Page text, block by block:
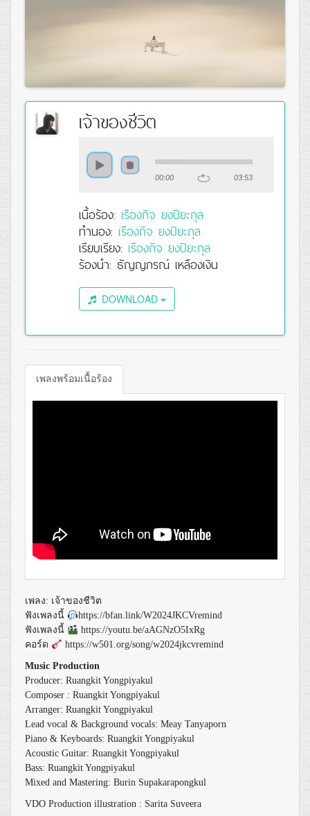
เจ้าของชีวิต
00:00 03:53
เนื้อร้อง:เรืองกิจ ยงปิยะกุล
ทำนอง:เรืองกิจ ยงปิยะกุล
เรียบเรียง:เรืองกิจ ยงปิยะกุล
ร้องนำ: ธัญญภรณ์ เหลืองเงิน
DOWNLOAD
เพลงพร้อมเนื้อร้อง
เพลง: เจ้าของชีวิต
ฟังเพลงนี้
https://bfan.link/W2024JKCVremind
ฟังเพลงนี้
https://youtu.be/aAGNzO5IxRg
คอร์ด
https://w501.org/song/w2024jkcvremind
Music Production
Producer: Ruangkit Yongpiyakul
Composer : Ruangkit Yongpiyakul
Arranger: Ruangkit Yongpiyakul
Lead vocal & Background vocals: Meay Tanyaporn
Piano & Keyboards: Ruangkit Yongpiyakul
Acoustic Guitar: Ruangkit Yongpiyakul
Bass: Ruangkit Yongpiyakul
Mixed and Mastering: Burin Supakarapongkul
VDO Production illustration : Sarita Suveera